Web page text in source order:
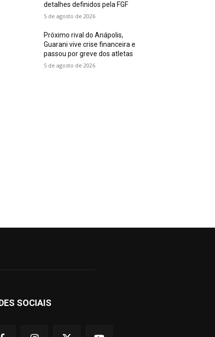
detalhes definidos pela FGF
5 de agosto de 2026
Próximo rival do Anápolis,
Guarani vive crise financeira e
passou por greve dos atletas
5 de agosto de 2026
SOCIAIS